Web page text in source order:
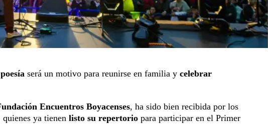
será un motivo para reunirse en familia y celebrar
Encuentros Boyacenses, ha sido bien recibida por los
quienes ya tienen listo su repertorio para participar en el Primer